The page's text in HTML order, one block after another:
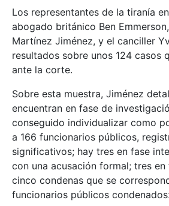
Los representantes de la tiranía
abogado británico Ben
Martínez Jiménez, y el canciller
resultados sobre unos 124 casos
ante la corte.
Sobre esta muestra, Jiménez
encuentran en fase de
conseguido individualizar como
a 166 funcionarios públicos,
significativos; hay tres en fase
con una acusación formal; tres
cinco condenas que se
funcionarios públicos